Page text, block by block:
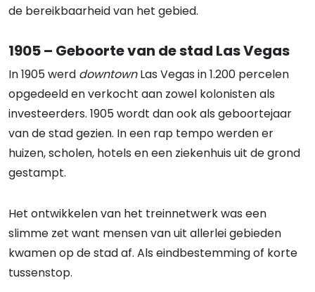
de bereikbaarheid van het gebied.
1905 – Geboorte van de stad Las Vegas
In 1905 werd downtownLas Vegas in 1.200 percelen
opgedeeld en verkocht aan zowel kolonisten als
investeerders. 1905 wordt dan ook als geboortejaar
van de stad gezien. In een rap tempo werden er
huizen, scholen, hotels en een ziekenhuis uit de grond
gestampt.
Het ontwikkelen van het treinnetwerk was een
slimme zet want mensen van uit allerlei gebieden
kwamen op de stad af. Als eindbestemming of korte
tussenstop.